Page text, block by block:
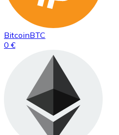
BitcoinBTC
0 €